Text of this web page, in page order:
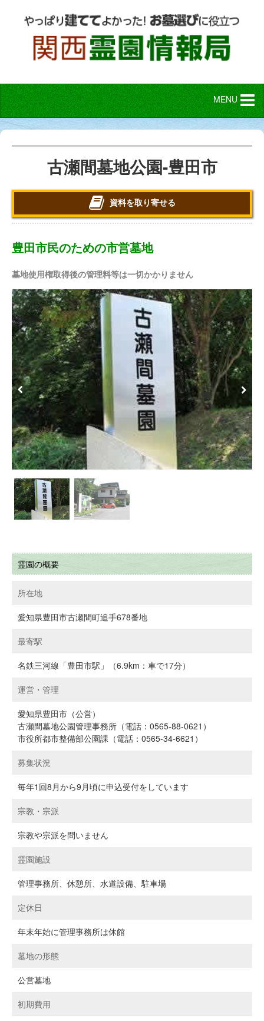
MENU
古瀬間墓地公園-豊田市
資料を取り寄せる
豊田市民のための市営墓地
墓地使用権取得後の管理料等は一切かかりません
Previous Next
霊園の概要
所在地
愛知県豊田市古瀬間町追手678番地
最寄駅
名鉄三河線「豊田市駅」（6.9km：車で17分）
運営・管理
愛知県豊田市（公営）
古瀬間墓地公園管理事務所（電話：0565-88-0621）
市役所都市整備部公園課（電話：0565-34-6621）
募集状況
毎年1回8月から9月頃に申込受付をしています
宗教・宗派
宗教や宗派を問いません
霊園施設
管理事務所、休憩所、水道設備、駐車場
定休日
年末年始に管理事務所は休館
墓地の形態
公営墓地
初期費用